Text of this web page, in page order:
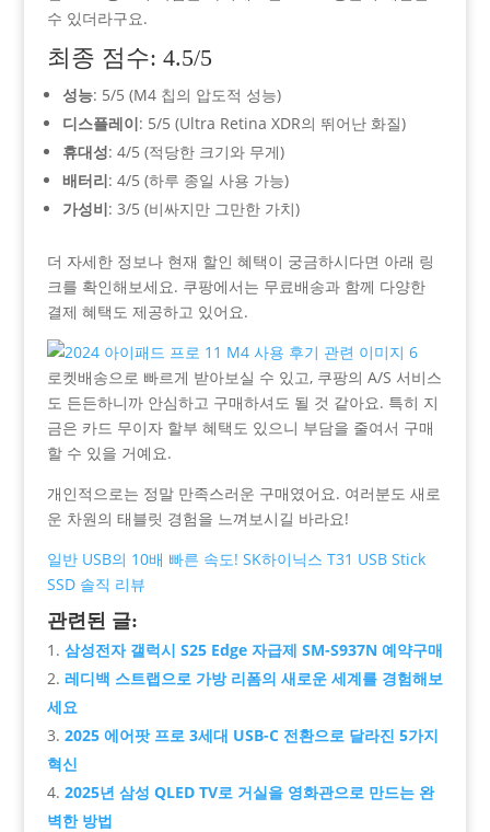
수 있더라구요.
최종 점수: 4.5/5
성능: 5/5 (M4 칩의 압도적 성능)
디스플레이: 5/5 (Ultra Retina XDR의 뛰어난 화질)
휴대성: 4/5 (적당한 크기와 무게)
배터리: 4/5 (하루 종일 사용 가능)
가성비: 3/5 (비싸지만 그만한 가치)
더 자세한 정보나 현재 할인 혜택이 궁금하시다면 아래 링
크를 확인해보세요. 쿠팡에서는 무료배송과 함께 다양한
결제 혜택도 제공하고 있어요.
로켓배송으로 빠르게 받아보실 수 있고, 쿠팡의 A/S 서비스
도 든든하니까 안심하고 구매하셔도 될 것 같아요. 특히 지
금은 카드 무이자 할부 혜택도 있으니 부담을 줄여서 구매
할 수 있을 거예요.
개인적으로는 정말 만족스러운 구매였어요. 여러분도 새로
운 차원의 태블릿 경험을 느껴보시길 바라요!
일반 USB의 10배 빠른 속도! SK하이닉스 T31 USB Stick
SSD 솔직 리뷰
관련된 글:
삼성전자 갤럭시 S25 Edge 자급제 SM-S937N 예약구매
레디백 스트랩으로 가방 리폼의 새로운 세계를 경험해보
세요
2025 에어팟 프로 3세대 USB-C 전환으로 달라진 5가지
혁신
2025년 삼성 QLED TV로 거실을 영화관으로 만드는 완
벽한 방법